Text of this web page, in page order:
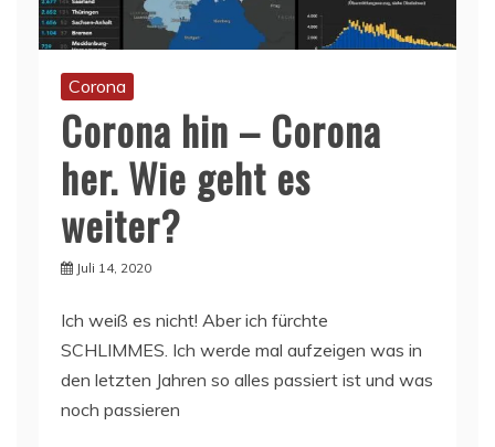
Corona
Corona hin – Corona
her. Wie geht es
weiter?
Juli 14, 2020
Ich weiß es nicht! Aber ich fürchte
SCHLIMMES. Ich werde mal aufzeigen was in
den letzten Jahren so alles passiert ist und was
noch passieren